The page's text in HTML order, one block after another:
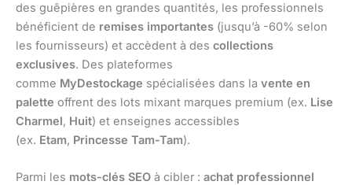
des guêpières en grandes quantités, les professionnels
bénéficient de remises importantes (jusqu’à -60% selon
les fournisseurs) et accèdent à des collections
exclusives. Des plateformes
comme MyDestockage spécialisées dans la vente en
palette offrent des lots mixant marques premium (ex. Lise
Charmel, Huit) et enseignes accessibles
(ex. Etam, Princesse Tam-Tam).
Parmi les mots-clés SEO à cibler : achat professionnel